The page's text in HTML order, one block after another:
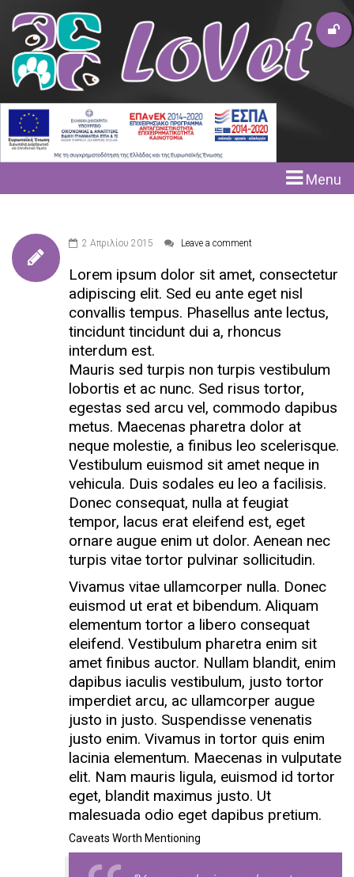
Menu
2 Απριλίου 2015 Leave a comment
Lorem ipsum dolor sit amet, consectetur
adipiscing elit. Sed eu ante eget nisl
convallis tempus. Phasellus ante lectus,
tincidunt tincidunt dui a, rhoncus
interdum est.
Mauris sed turpis non turpis vestibulum
lobortis et ac nunc. Sed risus tortor,
egestas sed arcu vel, commodo dapibus
metus. Maecenas pharetra dolor at
neque molestie, a finibus leo scelerisque.
Vestibulum euismod sit amet neque in
vehicula. Duis sodales eu leo a facilisis.
Donec consequat, nulla at feugiat
tempor, lacus erat eleifend est, eget
ornare augue enim ut dolor. Aenean nec
turpis vitae tortor pulvinar sollicitudin.
Vivamus vitae ullamcorper nulla. Donec
euismod ut erat et bibendum. Aliquam
elementum tortor a libero consequat
eleifend. Vestibulum pharetra enim sit
amet finibus auctor. Nullam blandit, enim
dapibus iaculis vestibulum, justo tortor
imperdiet arcu, ac ullamcorper augue
justo in justo. Suspendisse venenatis
justo enim. Vivamus in tortor quis enim
lacinia elementum. Maecenas in vulputate
elit. Nam mauris ligula, euismod id tortor
eget, blandit maximus justo. Ut
malesuada odio eget dapibus pretium.
Caveats Worth Mentioning